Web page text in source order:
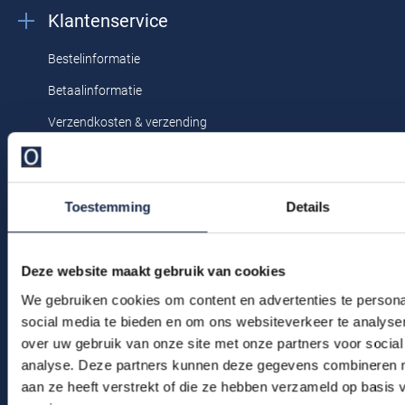
Toestemming Details
Deze website maakt gebruik van cookies
We gebruiken cookies om content en advertenties te
social media te bieden en om ons websiteverkeer te
over uw gebruik van onze site met onze partners voor
analyse. Deze partners kunnen deze gegevens combineren
aan ze heeft verstrekt of die ze hebben verzameld op basis
Profuomo
Seidensticker
State of Art
Vanguard
Replay
Reset
Roy Robson
Schiesser
Superdry
Tenson
Thomas Maine
Klantenservice
Bestelinformatie
Betaalinformatie
Verzendkosten & verzending
Klachtenafhandeling
Veelgestelde vragen
Klantenservice
Actievoorwaarden
Winkel